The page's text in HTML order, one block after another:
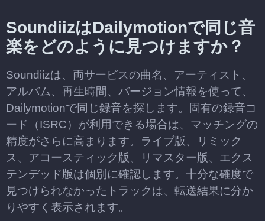
SoundiizはDailymotionで同じ音
楽をどのように見つけますか？
Soundiizは、両サービスの曲名、アーティスト、
アルバム、再生時間、バージョン情報を使って、
Dailymotionで同じ録音を探します。固有の録音コ
ード（ISRC）が利用できる場合は、マッチングの
精度がさらに高まります。ライブ版、リミック
ス、アコースティック版、リマスター版、エクス
テンデッド版は個別に確認します。十分な確度で
見つけられなかったトラックは、転送結果に分か
りやすく表示されます。